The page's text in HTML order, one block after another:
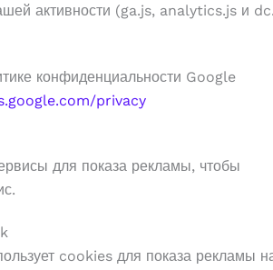
активности (ga.js, analytics.js и
конфиденциальности Google
privacy
для показа рекламы, чтобы
cookies для показа рекламы